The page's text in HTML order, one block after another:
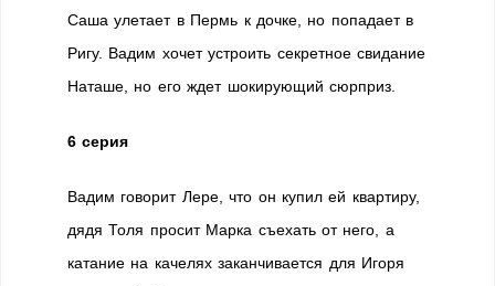
Саша улетает в Пермь к дочке, но попадает в
Ригу. Вадим хочет устроить секретное свидание
Наташе, но его ждет шокирующий сюрприз.
6 серия
Вадим говорит Лере, что он купил ей квартиру,
дядя Толя просит Марка съехать от него, а
катание на качелях заканчивается для Игоря